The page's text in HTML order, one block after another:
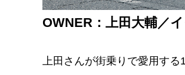
OWNER：上田大輔／
上田さんが街乗りで愛用す